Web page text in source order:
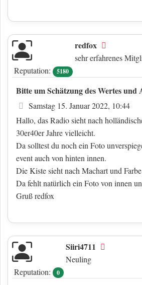
redfox
sehr erfahrenes
Reputation:
5180
Bitte um Schätzung des Wertes und
Beitrag
Samstag 15. Januar 2022, 10:44
Hallo, das Radio sieht nach
30er40er Jahre vielleicht.
Da solltest du noch ein Foto
event auch von hinten innen.
Die Kiste sieht nach Machart und
Da fehlt natürlich ein Foto von innen
Gruß redfox
Siiri4711
Neuling
Reputation:
0